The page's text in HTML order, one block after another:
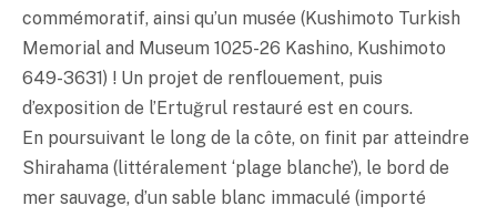
commémoratif, ainsi qu’un musée (Kushimoto Turkish
Memorial and Museum 1025-26 Kashino, Kushimoto
649-3631) ! Un projet de renflouement, puis
d’exposition de l’Ertuğrul restauré est en cours.
En poursuivant le long de la côte, on finit par atteindre
Shirahama (littéralement ‘plage blanche’), le bord de
mer sauvage, d’un sable blanc immaculé (importé